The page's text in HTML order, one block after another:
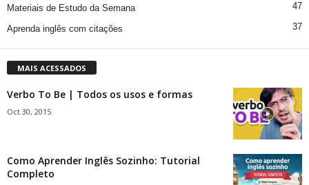
Materiais de Estudo da Semana 47
Aprenda inglês com citações 37
MAIS ACESSADOS
Verbo To Be | Todos os usos e formas
Oct 30, 2015
Como Aprender Inglês Sozinho: Tutorial
Completo